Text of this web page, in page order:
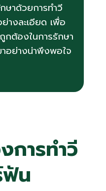
ษาด้วยการทำวี
างละเอียด เพื่อ
กต้องในการรักษา
อย่างน่าพึงพอใจ
การทำวี
ฟัน